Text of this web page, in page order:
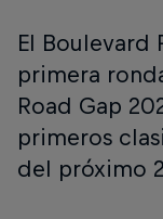
El Boulevard
primera
Road Gap
primeros
del próximo